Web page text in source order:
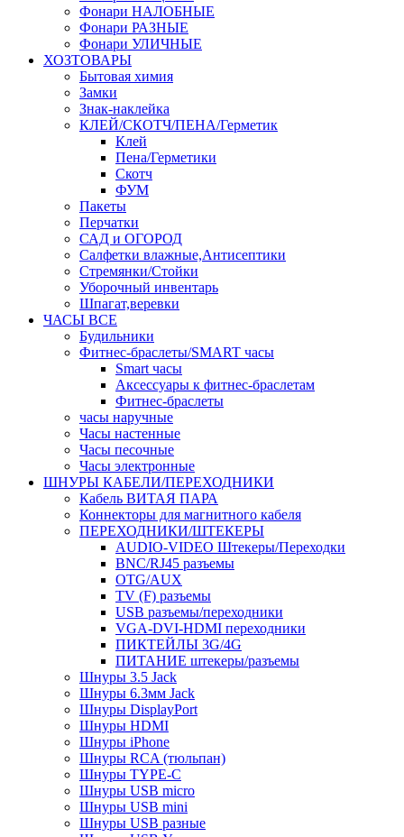
Фонари НАЛОБНЫЕ
Фонари РАЗНЫЕ
Фонари УЛИЧНЫЕ
ХОЗТОВАРЫ
Бытовая химия
Замки
Знак-наклейка
КЛЕЙ/СКОТЧ/ПЕНА/Герметик
Клей
Пена/Герметики
Скотч
ФУМ
Пакеты
Перчатки
САД и ОГОРОД
Салфетки влажные,Антисептики
Стремянки/Стойки
Уборочный инвентарь
Шпагат,веревки
ЧАСЫ ВСЕ
Будильники
Фитнес-браслеты/SMART часы
Smart часы
Аксессуары к фитнес-браслетам
Фитнес-браслеты
часы наручные
Часы настенные
Часы песочные
Часы электронные
ШНУРЫ КАБЕЛИ/ПЕРЕХОДНИКИ
Кабель ВИТАЯ ПАРА
Коннекторы для магнитного кабеля
ПЕРЕХОДНИКИ/ШТЕКЕРЫ
AUDIO-VIDEO Штекеры/Переходки
BNC/RJ45 разъемы
OTG/AUX
TV (F) разъемы
USB разъемы/переходники
VGA-DVI-HDMI переходники
ПИКТЕЙЛЫ 3G/4G
ПИТАНИЕ штекеры/разъемы
Шнуры 3.5 Jack
Шнуры 6.3мм Jack
Шнуры DisplayPort
Шнуры HDMI
Шнуры iPhone
Шнуры RCA (тюльпан)
Шнуры TYPE-C
Шнуры USB micro
Шнуры USB mini
Шнуры USB разные